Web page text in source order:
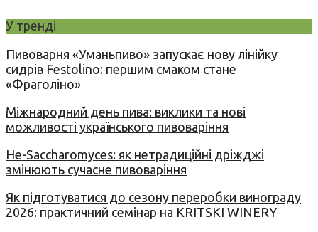
У тренді
Пивоварня «Уманьпиво» запускає нову лінійку
сидрів Festolino: першим смаком стане
«Фраголіно»
Міжнародний день пива: виклики та нові
можливості українського пивоваріння
Не-Saccharomyces: як нетрадиційні дріжджі
змінюють сучасне пивоваріння
Як підготуватися до сезону переробки винограду
2026: практичний семінар на KRITSKI WINERY